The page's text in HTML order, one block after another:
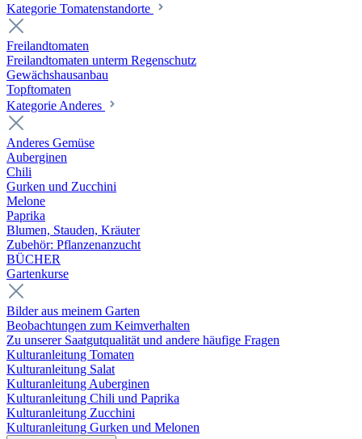
Kategorie Tomatenstandorte
Freilandtomaten
Freilandtomaten unterm Regenschutz
Gewächshausanbau
Topftomaten
Kategorie Anderes
Anderes Gemüse
Auberginen
Chili
Gurken und Zucchini
Melone
Paprika
Blumen, Stauden, Kräuter
Zubehör: Pflanzenanzucht
BÜCHER
Gartenkurse
Bilder aus meinem Garten
Beobachtungen zum Keimverhalten
Zu unserer Saatgutqualität und andere häufige Fragen
Kulturanleitung Tomaten
Kulturanleitung Salat
Kulturanleitung Auberginen
Kulturanleitung Chili und Paprika
Kulturanleitung Zucchini
Kulturanleitung Gurken und Melonen